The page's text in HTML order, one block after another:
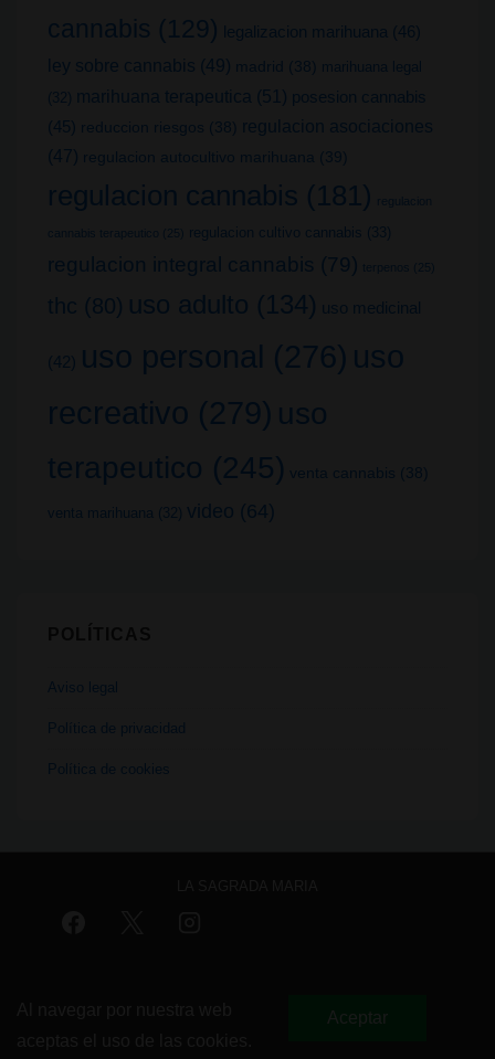
cannabis (129) legalizacion marihuana (46)
ley sobre cannabis (49) madrid (38)
marihuana legal
(32)
marihuana terapeutica (51) posesion cannabis
(45) reduccion riesgos (38)
regulacion asociaciones
(47) regulacion autocultivo marihuana (39)
regulacion cannabis (181) regulacion
cannabis terapeutico (25) regulacion cultivo cannabis (33)
regulacion integral cannabis (79) terpenos (25)
thc (80) uso adulto (134) uso medicinal
(42) uso personal (276) uso
recreativo (279) uso
terapeutico (245) venta cannabis (38)
venta marihuana (32) video (64)
Aviso legal
Política de privacidad
Política de cookies
Aceptar